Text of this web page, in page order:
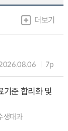
더보기
7p
준 합리화 및
생태과